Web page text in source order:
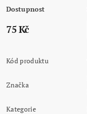
Dostupnost
75 Kč
Kód produktu
Značka
Kategorie